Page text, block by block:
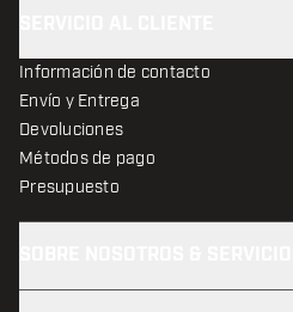
Información de contacto
Envío y Entrega
Devoluciones
Métodos de pago
Presupuesto